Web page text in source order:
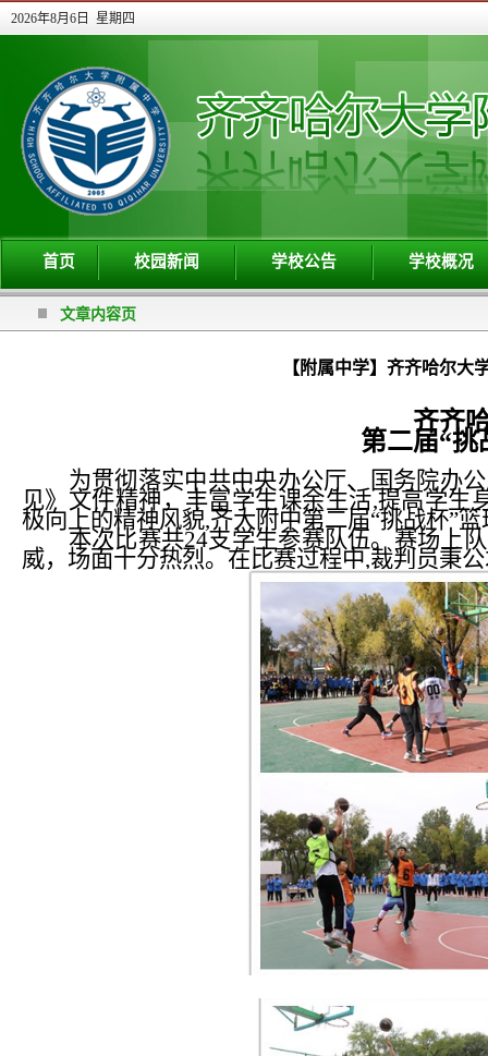
2026年8月6日 星期四
首页 校园新闻 学校公告 学校概况
文章内容页
【附属中学】齐齐哈尔大
齐齐
第二届“挑
为贯彻落实中共中央办公厅、国务院办
见》文件精神，丰富学生课余生活,提高学生
极向上的精神风貌,齐大附中第二届“挑战杯”
本次比赛共24支学生参赛队伍。赛场上
威，场面十分热烈。在比赛过程中,裁判员秉